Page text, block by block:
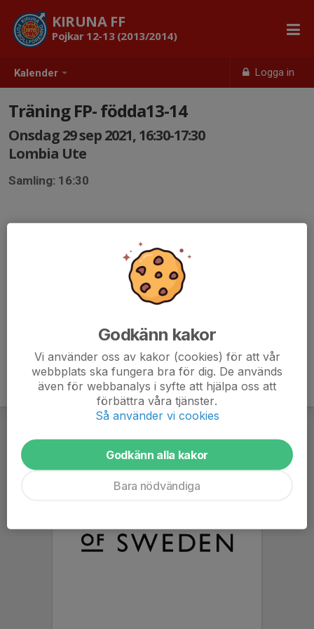
Kalender Logga in
KIRUNA FF
Pojkar 12-13 (2013/2014)
Träning FP- födda13-14
Onsdag 29 sep 2021, 16:30-17:30
Lombia Ute
Samling: 16:30
Godkänn kakor
Vi använder oss av kakor (cookies) för att vår
webbplats ska fungera bra för dig. De används
även för webbanalys i syfte att hjälpa oss att
förbättra våra tjänster.
Så använder vi cookies
Godkänn alla kakor
Bara nödvändiga